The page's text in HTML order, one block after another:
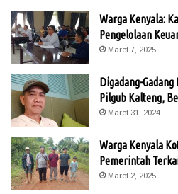
Warga Kenyala:
Pengelolaan
Maret 7, 2025
Digadang-
Pilgub Kalteng,
Maret 31, 2024
Warga Kenyala
Pemerintah
Maret 2, 2025